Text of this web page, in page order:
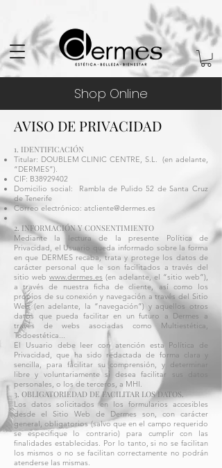
Shop Online
AVISO DE PRIVACIDAD
1. IDENTIFICACIÓN
Titular: DOUBLEM CLINIC CENTRE, S.L. (en adelante,
“DERMES”).
CIF: B38929402
Domicilio social: Rambla de Pulido 52 de Santa Cruz
de Tenerife
Correo electrónico: atcliente@dermes.es
2. INFORMACIÓN Y CONSENTIMIENTO
Mediante la lectura de la presente Política de
Privacidad, el Usuario queda informado sobre la forma
en que DERMES recaba, trata y protege los datos de
carácter personal que le son facilitados a través del
sitio web www.dermes.es (en adelante, el “sitio web”),
a través de nuestra ficha de cliente, así como los
propios de su conexión y navegación a través del Sitio
Web (en adelante, la “navegación”) y aquellos otros
datos que pueda facilitar en un futuro a Dermes a
través de webs asociadas como Multiestética,
Todoestética...
El Usuario debe leer con atención esta Política de
Privacidad, que ha sido redactada de forma clara y
sencilla, para facilitar su comprensión, y determinar
libre y voluntariamente si desea facilitar sus datos
personales, o los de terceros, a MHI.
3. OBLIGATORIEDAD DE FACILITAR LOS DATOS.
Los datos solicitados en los formularios accesibles
desde el Sitio Web de Dermes son, con carácter
general, obligatorios (salvo que en el campo requerido
se especifique lo contrario) para cumplir con las
finalidades establecidas. Por lo tanto, si no se facilitan
los mismos o no se facilitan correctamente no podrán
atenderse las mismas.